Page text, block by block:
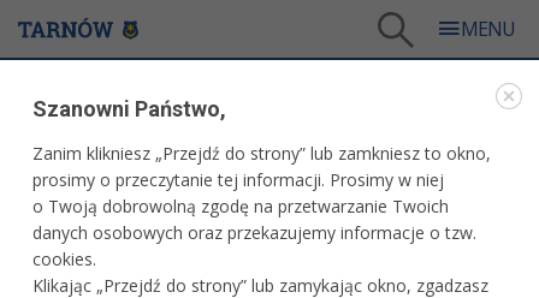
Podsumowanie konkursów ekologicznych
WARTO ZOBACZYĆ
PODSUMOWANIE KONKURSÓW EKOLOGICZNYCH
11 czerwca 2015 r.fot. tarnow.pl
Szanowni Państwo,
Zanim klikniesz „Przejdź do strony” lub zamkniesz to okno,
prosimy o przeczytanie tej informacji. Prosimy w niej
o Twoją dobrowolną zgodę na przetwarzanie Twoich
danych osobowych oraz przekazujemy informacje o tzw.
cookies.
Klikając „Przejdź do strony” lub zamykając okno, zgadzasz